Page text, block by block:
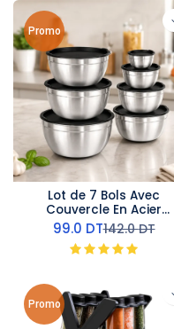
Promo
Lot de 7 Bols Avec
Couvercle En Acier
inoxydable
99.0 DT142.0DT
Promo